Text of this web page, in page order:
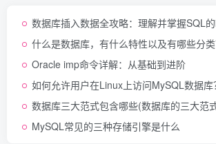
数据库插入数据全攻略：理解并掌握SQL
什么是数据库，有什么特性以及有哪些分类
Oracle imp命令详解：从基础到进阶
如何允许用户在Linux上访问MySQL数据库
数据库三大范式包含哪些(数据库的三大范
MySQL常见的三种存储引擎是什么